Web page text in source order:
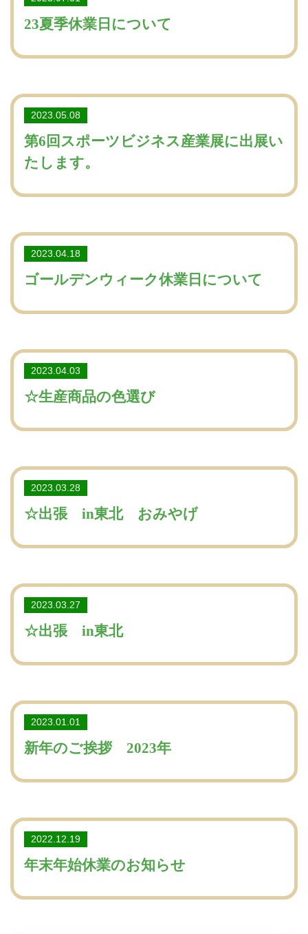
23夏季休業日について
2023.05.08
第6回スポーツビジネス産業展に出展い
たします。
2023.04.18
ゴールデンウィーク休業日について
2023.04.03
☆生産商品の色選び
2023.03.28
☆出張 in東北 おみやげ
2023.03.27
☆出張 in東北
2023.01.01
新年のご挨拶 2023年
2022.12.19
年末年始休業のお知らせ